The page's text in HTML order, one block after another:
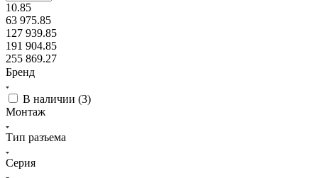
10.85
63 975.85
127 939.85
191 904.85
255 869.27
Бренд
В наличии (3)
Монтаж
Тип разъема
Серия